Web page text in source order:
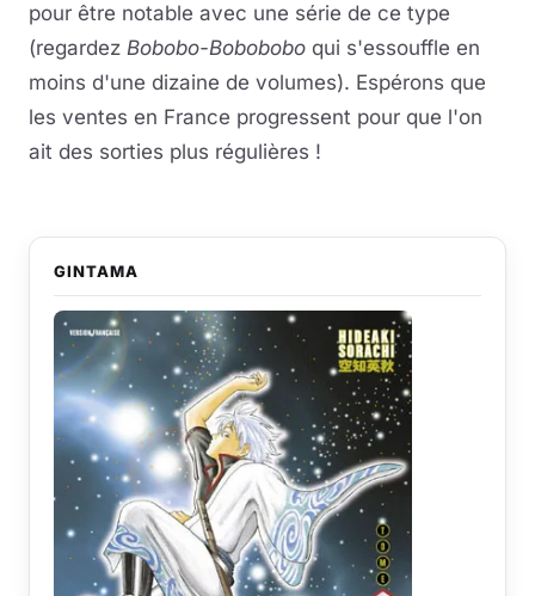
pour être notable avec une série de ce type
(regardez Bobobo-Bobobobo qui s'essouffle en
moins d'une dizaine de volumes). Espérons que
les ventes en France progressent pour que l'on
ait des sorties plus régulières !
GINTAMA